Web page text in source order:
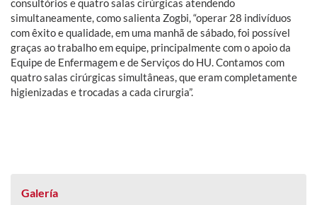
consultórios e quatro salas cirúrgicas atendendo
simultaneamente, como salienta Zogbi, “operar 28 indivíduos
com êxito e qualidade, em uma manhã de sábado, foi possível
graças ao trabalho em equipe, principalmente com o apoio da
Equipe de Enfermagem e de Serviços do HU. Contamos com
quatro salas cirúrgicas simultâneas, que eram completamente
higienizadas e trocadas a cada cirurgia”.
Galería